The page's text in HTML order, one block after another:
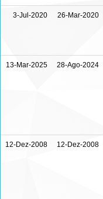
3-Jul-2020 26-Mar-2020
13-Mar-2025 28-Ago-2024
12-Dez-2008 12-Dez-2008